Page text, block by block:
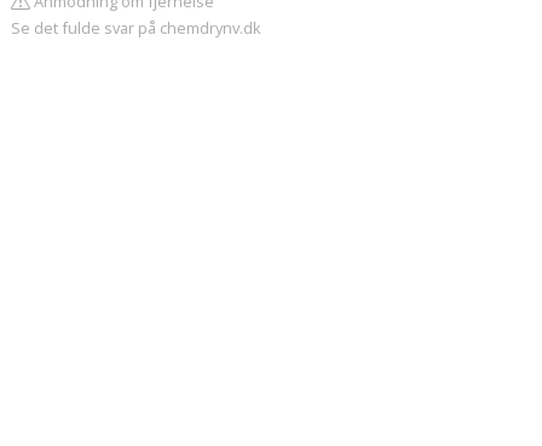
Se det fulde svar på chemdrynv.dk